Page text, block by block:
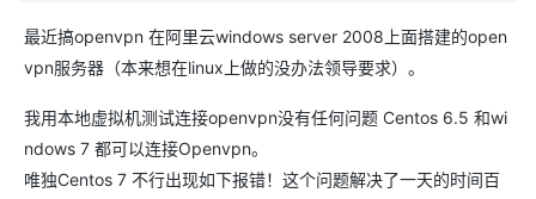
最近搞openvpn 在阿里云windows server 2008上面搭建的open
vpn服务器（本来想在linux上做的没办法领导要求）。
我用本地虚拟机测试连接openvpn没有任何问题 Centos 6.5 和wi
ndows 7 都可以连接Openvpn。
唯独Centos 7 不行出现如下报错！这个问题解决了一天的时间百